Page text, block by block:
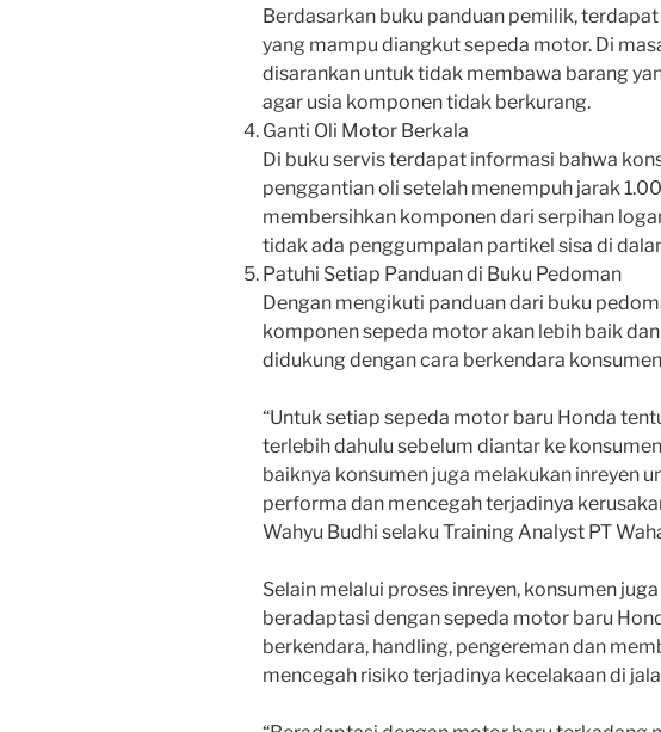
Berdasarkan buku panduan pemilik,
yang mampu diangkut sepeda motor. Di
disarankan untuk tidak membawa barang
agar usia komponen tidak berkurang.
Ganti Oli Motor Berkala
Di buku servis terdapat informasi bahwa
penggantian oli setelah menempuh jarak
membersihkan komponen dari serpihan
tidak ada penggumpalan partikel sisa di
Patuhi Setiap Panduan di Buku Pedoman
Dengan mengikuti panduan dari buku
komponen sepeda motor akan lebih baik
didukung dengan cara berkendara
“Untuk setiap sepeda motor baru Honda
terlebih dahulu sebelum diantar ke
baiknya konsumen juga melakukan inreyen
performa dan mencegah terjadinya
Wahyu Budhi selaku Training Analyst PT
Selain melalui proses inreyen, konsumen
beradaptasi dengan sepeda motor baru
berkendara, handling, pengereman dan
mencegah risiko terjadinya kecelakaan di